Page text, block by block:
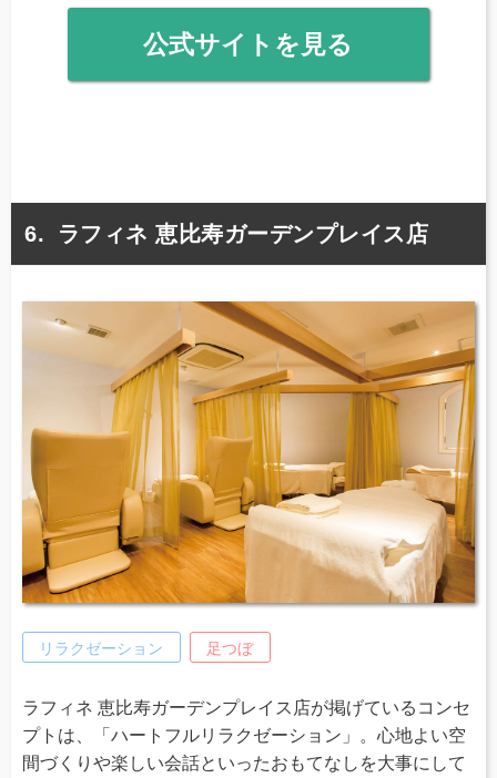
公式サイトを見る
ラフィネ 恵比寿ガーデンプレイス店
リラクゼーション 足つぼ
ラフィネ 恵比寿ガーデンプレイス店が掲げているコンセ
プトは、「ハートフルリラクゼーション」。心地よい空
間づくりや楽しい会話といったおもてなしを大事にして